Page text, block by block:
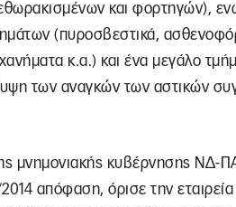
και φορτηγών),
(πυροσβεστικά,
κ.α.) και ένα μεγάλο
των αναγκών των αστικών
μνημονιακής κυβέρνησης ΝΔ-
απόφαση, όρισε την